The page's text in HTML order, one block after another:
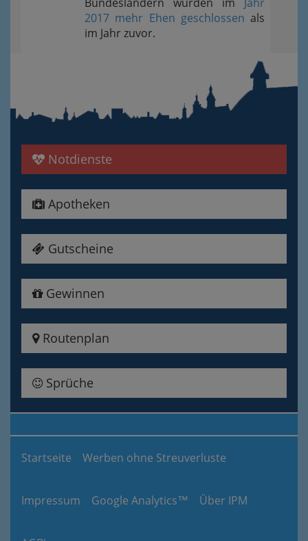
2017 mehr Ehen geschlossen als
im Jahr zuvor.
Notdienste
Apotheken
Gutscheine
Gewinnen
Routenplan
Sprüche
Startseite Werben ohne Streuverluste
Impressum Google Analytics™ Über IPM